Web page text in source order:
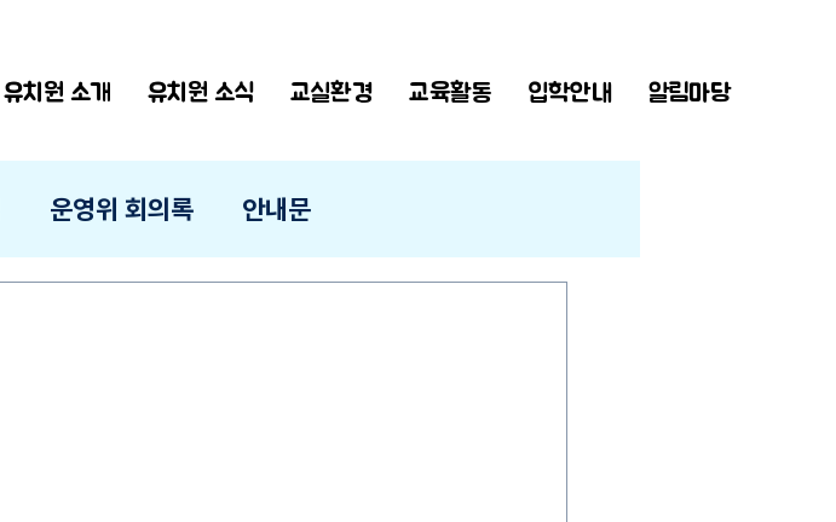
유치원 소개 유치원 소식 교실환경 교육활동 입학안내 알림마당
운영위 회의록 안내문